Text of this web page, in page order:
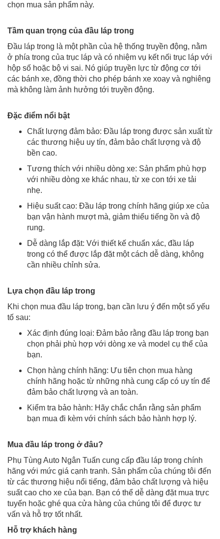
chọn mua sản phẩm này.
Tầm quan trọng của đầu láp trong
Đầu láp trong là một phần của hệ thống truyền động, nằm
ở phía trong của trục láp và có nhiệm vụ kết nối trục láp với
hộp số hoặc bộ vi sai. Nó giúp truyền lực từ động cơ tới
các bánh xe, đồng thời cho phép bánh xe xoay và nghiêng
mà không làm ảnh hưởng tới truyền động.
Đặc điểm nổi bật
Chất lượng đảm bảo: Đầu láp trong được sản xuất từ
các thương hiệu uy tín, đảm bảo chất lượng và độ
bền cao.
Tương thích với nhiều dòng xe: Sản phẩm phù hợp
với nhiều dòng xe khác nhau, từ xe con tới xe tải
nhẹ.
Hiệu suất cao: Đầu láp trong chính hãng giúp xe của
bạn vận hành mượt mà, giảm thiểu tiếng ồn và độ
rung.
Dễ dàng lắp đặt: Với thiết kế chuẩn xác, đầu láp
trong có thể được lắp đặt một cách dễ dàng, không
cần nhiều chỉnh sửa.
Lựa chọn đầu láp trong
Khi chọn mua đầu láp trong, bạn cần lưu ý đến một số yếu
tố sau:
Xác định đúng loại: Đảm bảo rằng đầu láp trong bạn
chọn phải phù hợp với dòng xe và model cụ thể của
bạn.
Chọn hàng chính hãng: Ưu tiên chọn mua hàng
chính hãng hoặc từ những nhà cung cấp có uy tín để
đảm bảo chất lượng và an toàn.
Kiểm tra bảo hành: Hãy chắc chắn rằng sản phẩm
bạn mua đi kèm với chính sách bảo hành hợp lý.
Mua đầu láp trong ở đâu?
Phụ Tùng Auto Ngân Tuấn cung cấp đầu láp trong chính
hãng với mức giá cạnh tranh. Sản phẩm của chúng tôi đến
từ các thương hiệu nổi tiếng, đảm bảo chất lượng và hiệu
suất cao cho xe của bạn. Bạn có thể dễ dàng đặt mua trực
tuyến hoặc ghé qua cửa hàng của chúng tôi để được tư
vấn và hỗ trợ tốt nhất.
Hỗ trợ khách hàng